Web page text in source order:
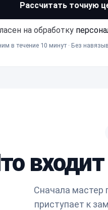
Рассчитать точную
на обработку
в течение 10 минут · Без
Сначала мастер
приступает к